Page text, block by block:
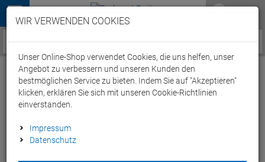
Menü
Service / Hilfe
Arena Team Line Unisex Knitted Poly
Trainingsjacke 004911 - S navy
WIR VERWENDEN COOKIES
Unser Online-Shop verwendet Cookies, die uns helfen, unser
Angebot zu verbessern und unseren Kunden den
bestmöglichen Service zu bieten. Indem Sie auf "Akzeptieren"
klicken, erklären Sie sich mit unseren Cookie-Richtlinien
einverstanden.
Impressum
Datenschutz